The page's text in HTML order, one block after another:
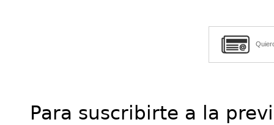
Para suscribirte a la